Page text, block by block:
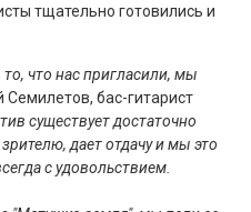
тщательно готовились и
что нас пригласили, мы
бас-гитарист
существует достаточно
дает отдачу и мы это
с удовольствием.